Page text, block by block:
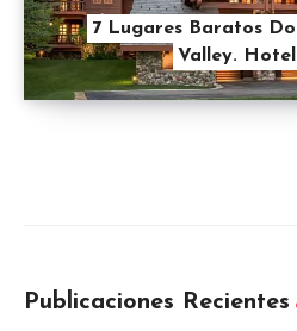
7 Lugares Baratos
Valley.
Publicaciones Recientes